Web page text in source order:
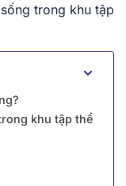
trong khu tập
khu tập thể